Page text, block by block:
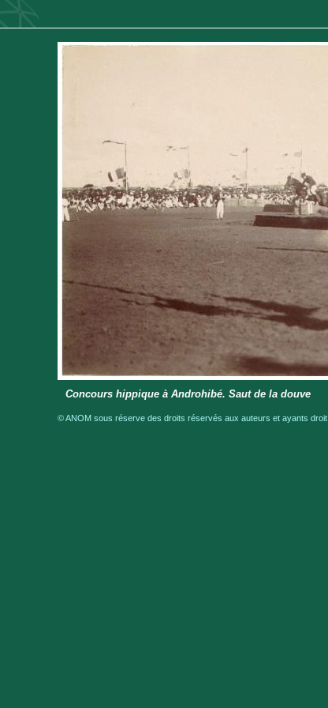
Concours hippique à Androhibé. Saut de la douve
© ANOM sous réserve des droits réservés aux auteurs et ayants droit